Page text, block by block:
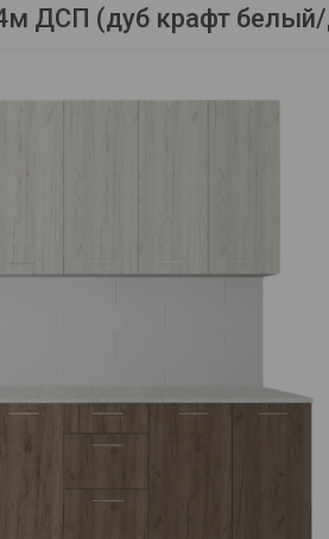
ДСП (дуб крафт